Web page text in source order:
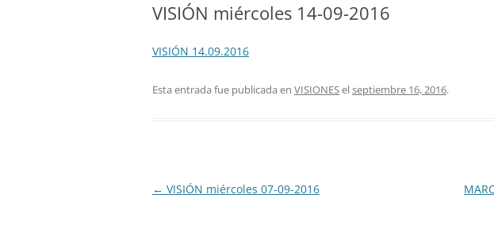
VISIÓN miércoles 14-09-2016
VISIÓN 14.09.2016
Esta entrada fue publicada en VISIONESelseptiembre 16, 2016.
Navegación
← VISIÓN miércoles 07-09-2016